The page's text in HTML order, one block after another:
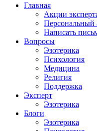
Главная
Акции
Персональный
Написать
Вопросы
Эзотерика
Психология
Медицина
Религия
Поддержка
Эксперт
Эзотерика
Блоги
Эзотерика